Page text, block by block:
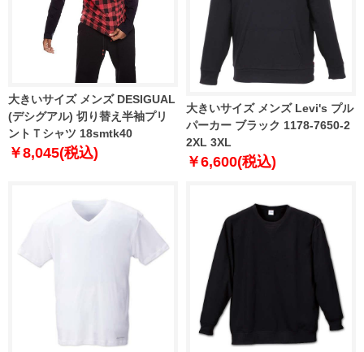
大きいサイズ メンズ DESIGUAL
(デシグアル) 切り替え半袖プリ
ントＴシャツ 18smtk40
￥8,045(税込)
大きいサイズ メンズ Levi's プル
パーカー ブラック 1178-7650-2
2XL 3XL
￥6,600(税込)